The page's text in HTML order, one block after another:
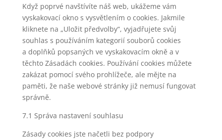
service
ostatní
Když poprvé navštívíte náš web, ukážeme vám
vyskakovací okno s vysvětlením o cookies. Jakmile
kliknete na „Uložit předvolby“, vyjadřujete svůj
souhlas s používáním kategorií souborů cookies
a doplňků popsaných ve vyskakovacím okně a v
těchto Zásadách cookies. Používání cookies můžete
zakázat pomocí svého prohlížeče, ale mějte na
paměti, že naše webové stránky již nemusí fungovat
správně.
7.1 Správa nastavení souhlasu
Zásady cookies jste načetli bez podpory